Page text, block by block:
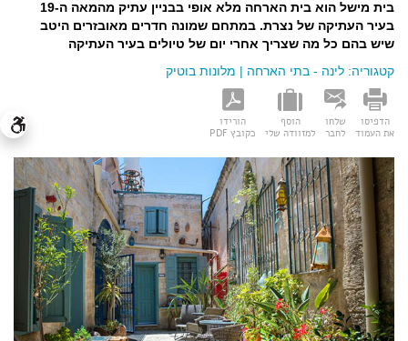
b
o
l
l
s
A
p
p
g
r
a
m
בית מישל הוא בית הארחה מלא אופי בבניין עתיק מהמאה ה-19
בעיר העתיקה של נצרת. במתחם שמונה חדרים מאובזרים היטב
שיש בהם כל מה שצריך אחרי יום של טיולים בעיר העתיקה
קטגוריה: לינה - בתי הארחה | מלונות בוטיק
הדפיסו
את העמוד
שלחו
לחבר
הוסף
למזוודה שלי
הורידו
כקובץ PDF